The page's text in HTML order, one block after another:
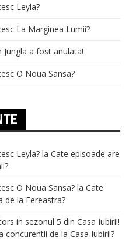
Leyla?
La Marginea Lumii?
Jungla a fost anulata!
O Noua Sansa?
Leyla? la Cate episoade are
O Noua Sansa? la Cate
de la Fereastra?
in sezonul 5 din Casa Iubirii!
concurentii de la Casa Iubirii?